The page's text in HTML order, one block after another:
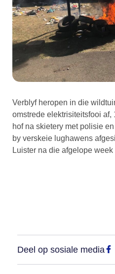
Verblyf heropen in die
omstrede elektrisiteitsfooi af,
hof na skietery met polisie
by verskeie lughawens
Luister na die afgelope
Deel op sosiale media